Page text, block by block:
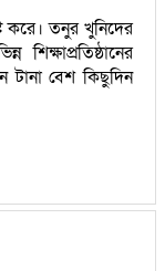
করে। তনুর খুনিদের
শিক্ষাপ্রতিষ্ঠানের
টানা বেশ কিছুদিন